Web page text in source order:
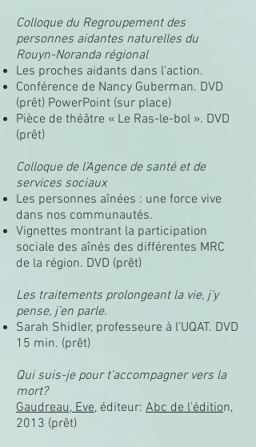
Colloque du Regroupement des
personnes aidantes naturelles du
Rouyn-Noranda régional
Les proches aidants dans l’action.
Conférence de Nancy Guberman. DVD
(prêt) PowerPoint (sur place)
Pièce de théâtre « Le Ras-le-bol ». DVD
(prêt)
Colloque de l’Agence de santé et de
services sociaux
Les personnes aînées : une force vive
dans nos communautés.
Vignettes montrant la participation
sociale des aînés des différentes MRC
de la région. DVD (prêt)
Les traitements prolongeant la vie, j’y
pense, j’en parle.
Sarah Shidler, professeure à l’UQAT. DVD
15 min. (prêt)
Qui suis-je pour t'accompagner vers la
mort?
Gaudreau, Eve, éditeur: Abc de l'édition,
2013 (prêt)